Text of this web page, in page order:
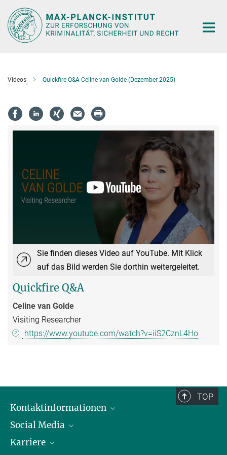
Hauptinhalt
Videos Quickfire Q&A Celine van Golde (Dezember 2025)
Sie finden dieses Video auf YouTube. Mit Klick
auf das Bild werden Sie dorthin weitergeleitet.
Quickfire Q&A
Celine van Golde
Visiting Researcher
https://www.youtube.com/watch?v=iiS2CznL4Ho
TOP
Kontaktinformationen
Öffnungszeiten & Anfahrt
Ansprechpersonen
Social Media
LinkedIn
Karriere